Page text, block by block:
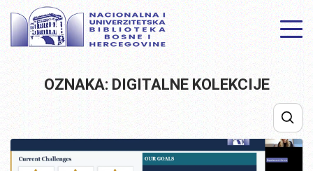
OZNAKA: DIGITALNE KOLEKCIJE